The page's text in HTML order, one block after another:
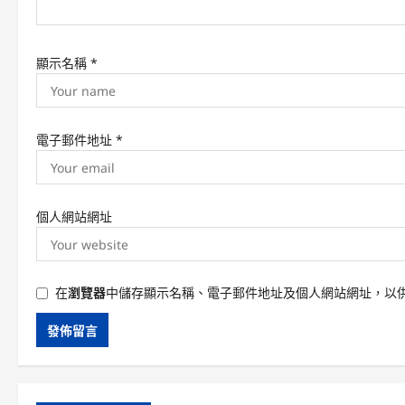
顯示名稱 *
電子郵件地址 *
個人網站網址
在瀏覽器中儲存顯示名稱、電子郵件地址及個人網站網址，以